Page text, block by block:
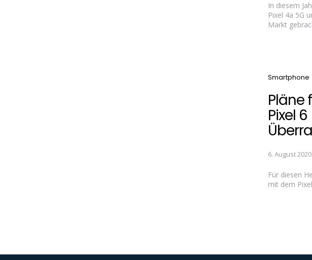
In diesem
Pixel 4a 5G
Markt
Categories
Smartphone
Pläne
Pixel
6. August 2020
Für diesen
mit dem